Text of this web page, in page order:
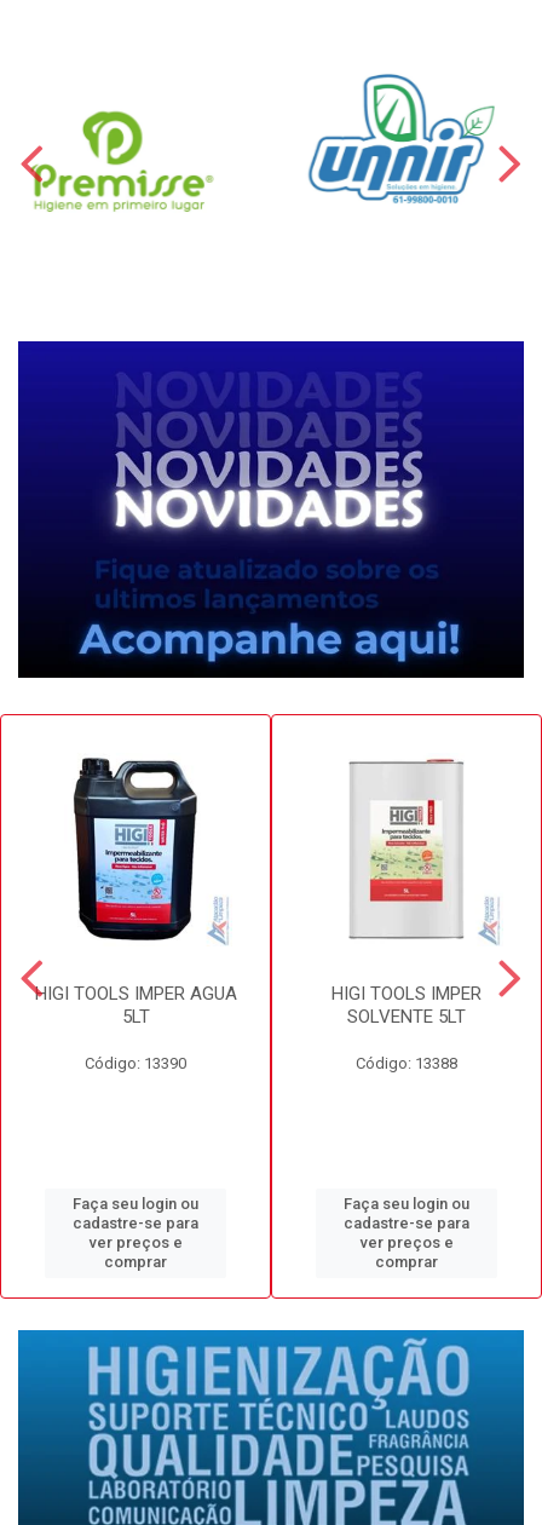
HIGI TOOLS IMPER AGUA
5LT
Código: 13390
Faça seu login ou
cadastre-se para
ver preços e
comprar
HIGI TOOLS IMPER
SOLVENTE 5LT
Código: 13388
Faça seu login ou
cadastre-se para
ver preços e
comprar